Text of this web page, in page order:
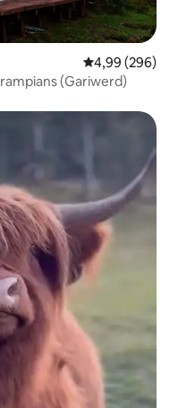
Gemiddelde
4,99 (296)
(Gariwerd)